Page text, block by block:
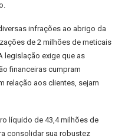
infrações ao abrigo da
de 2 milhões de meticais
legislação exige que as
financeiras cumpram
relação aos clientes, sejam
líquido de 43,4 milhões de
consolidar sua robustez